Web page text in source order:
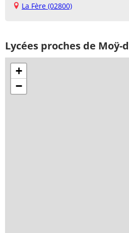
La Fère (02800)
Lycées proches de Moÿ-
+
−